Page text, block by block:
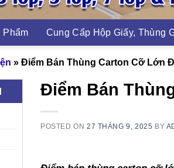
Phẩm Cung Cấp Hộp Giấy, Thùng
» Điểm Bán Thùng Carton Cỡ Lớn
Điểm Bán
POSTED ON 27 THÁNG 9, 2025 BY